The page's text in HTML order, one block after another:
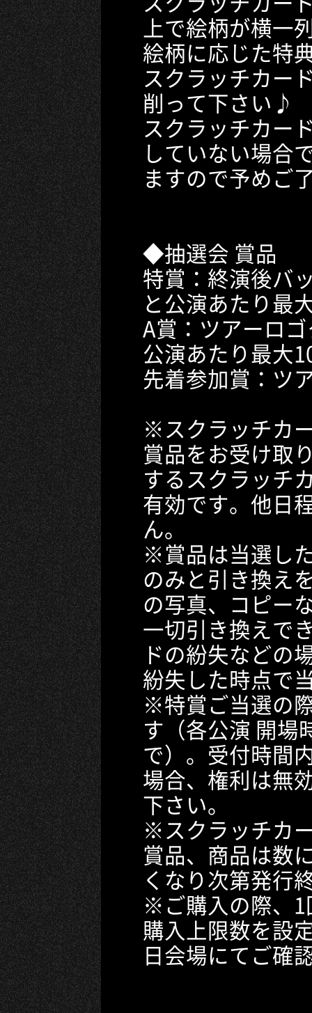
上で絵柄が横一
絵柄に応じた特
スクラッチカー
削って下さい♪
スクラッチカー
していない場合
ますので予めご
◆抽選会 賞品
特賞：終演後バ
と公演あたり最
A賞：ツアーロ
公演あたり最大
先着参加賞：ツ
※スクラッチカ
賞品をお受け取
するスクラッチ
有効です。他日
ん。
※賞品は当選し
のみと引き換え
の写真、コピー
一切引き換えで
ドの紛失などの
紛失した時点で
※特賞ご当選の
す（各公演 開場
で）。受付時間
場合、権利は無
下さい。
※スクラッチカ
賞品、商品は数
くなり次第発行
※ご購入の際、1
購入上限数を設
日会場にてご確